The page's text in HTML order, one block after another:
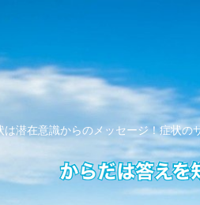
潜在意識からのメッセージ！症状